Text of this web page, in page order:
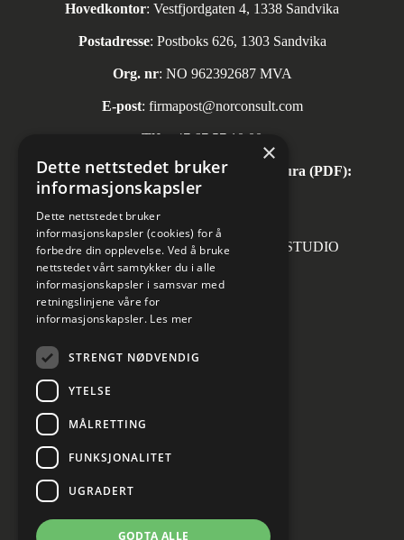
Hovedkontor: Vestfjordgaten 4, 1338 Sandvika
Postadresse: Postboks 626, 1303 Sandvika
Org. nr: NO 962392687 MVA
E-post: firmapost@norconsult.com
Tlf: +47 67 57 10 00
Automatisk mottak av inngående faktura (PDF):
invoice.no@norconsult.com
Forsidefoto: RASMUS HJORTSHOJ STUDIO
Cookies innstillinger
×
Dette nettstedet bruker
informasjonskapsler
Dette nettstedet bruker
informasjonskapsler (cookies) for å
forbedre din opplevelse. Ved å bruke
nettstedet vårt samtykker du i alle
informasjonskapsler i samsvar med
retningslinjene våre for
informasjonskapsler. Les mer
STRENGT NØDVENDIG
YTELSE
MÅLRETTING
FUNKSJONALITET
UGRADERT
GODTA ALLE